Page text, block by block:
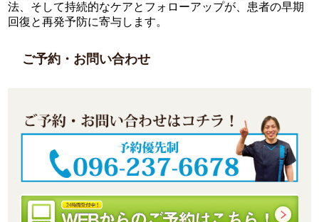
法、そして持続的なケアとフォローアップが、患者の早期
回復と再発予防に寄与します。
ご予約・お問い合わせ